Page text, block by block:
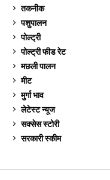
तकनीक
पशुपालन
पोल्ट्री
पोल्ट्री फीड रेट
मछली पालन
मीट
मुर्गा भाव
लेटेस्ट न्यूज
सक्सेस स्टो‍री
सरकारी स्की‍म